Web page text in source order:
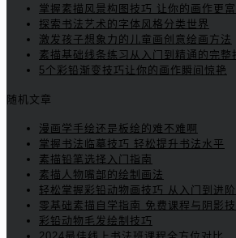
掌握素描风景构图技巧 让你的画作更
探索书法艺术的字体风格分类世界
激发孩子想象力的儿童画创意绘画方法
素描基础线条练习从入门到精通的完整
5个彩铅渐变技巧让你的画作瞬间惊艳
随机文章
漫画学手绘还是板绘的难不难啊
掌握书法临摹技巧 轻松提升书法水平
素描铅笔选择入门指南
素描人物嘴部的绘制画法
轻松掌握彩铅动物画技巧 从入门到进阶
零基础素描自学指南 免费课程与阴影
彩铅动物毛发绘制技巧